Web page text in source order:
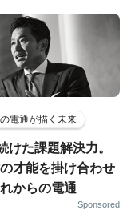
電通が描く未来
けた課題解決力。
才能を掛け合わせ
からの電通
Sponsored